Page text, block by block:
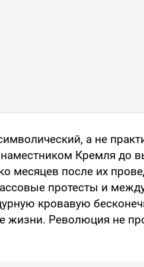
а не
Кремля до
месяцев после их
протесты и
кровавую
жизни. Революция не